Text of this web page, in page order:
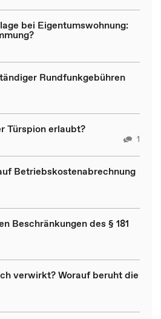
bei Eigentumswohnung:
Rundfunkgebühren
Türspion erlaubt?
1
Betriebskostenabrechnung
Beschränkungen des § 181
verwirkt? Worauf beruht die